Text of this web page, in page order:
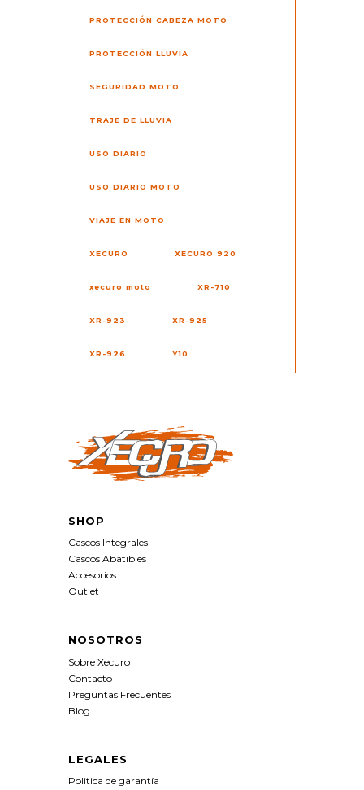
PROTECCIÓN CABEZA MOTO
PROTECCIÓN LLUVIA
SEGURIDAD MOTO
TRAJE DE LLUVIA
USO DIARIO
USO DIARIO MOTO
VIAJE EN MOTO
XECURO XECURO 920
xecuro moto XR-710
XR-923 XR-925
XR-926 Y10
SHOP
Cascos Integrales
Cascos Abatibles
Accesorios
Outlet
NOSOTROS
Sobre Xecuro
Contacto
Preguntas Frecuentes
Blog
LEGALES
Politica de garantía